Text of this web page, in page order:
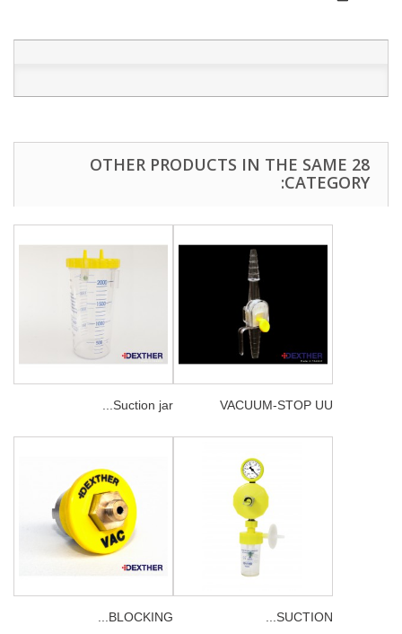
28 OTHER PRODUCTS IN THE SAME
CATEGORY:
Suction jar... VACUUM-STOP UU
BLOCKING... SUCTION...